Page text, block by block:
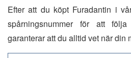
Efter att du köpt Furadantin i
spårningsnummer för att
garanterar att du alltid vet när din